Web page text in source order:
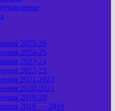
2025-26
2024-25
2023-24
2022-23
2021-2022
2020-2021
2019-20
2018 — 2019